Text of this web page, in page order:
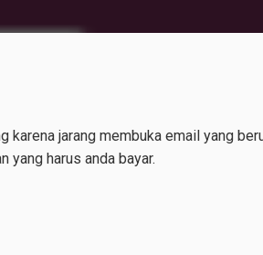
jarang membuka email yang
yang harus anda bayar.